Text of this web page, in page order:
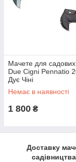
Мачете для садових
Due Cigni Pennatio
Дує Чіні
Немає в наявності
1 800 ₴
Доставку